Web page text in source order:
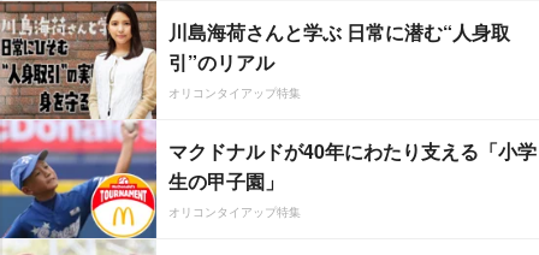
川島海荷さんと学ぶ 日常に潜む“人身取
引”のリアル
オリコンタイアップ特集
マクドナルドが40年にわたり支える「小学
生の甲子園」
オリコンタイアップ特集